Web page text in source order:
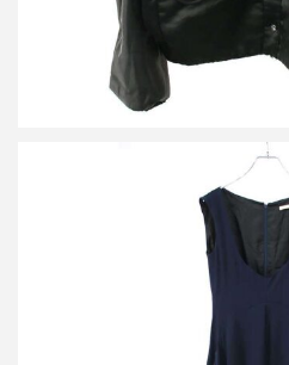
ハルノブムラタ 26SS BACK
フレアドレス